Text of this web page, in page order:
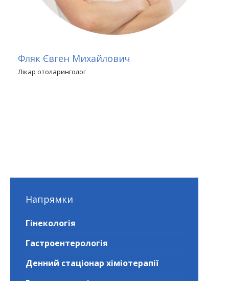
Фляк Євген Михайлович
Лікар отоларинголог
Напрямки
Гінекологія
Гастроентерологія
Денний стаціонар хіміотерапії